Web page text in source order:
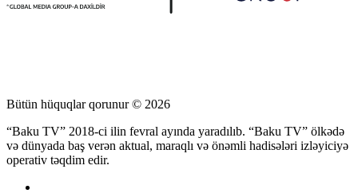
Bütün hüquqlar qorunur © 2026
“Baku TV” 2018-ci ilin fevral ayında yaradılıb. “Baku TV” ölkədə
və dünyada baş verən aktual, maraqlı və önəmli hadisələri izləyiciyə
operativ təqdim edir.